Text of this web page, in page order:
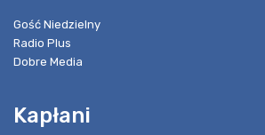
Gość Niedzielny
Radio Plus
Dobre Media
Kapłani